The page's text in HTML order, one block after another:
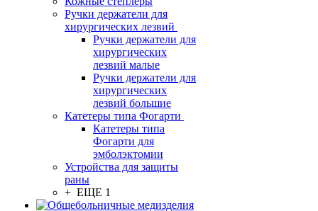
Ручки держатели для
хирургических лезвий
Ручки держатели для
хирургических
лезвий малые
Ручки держатели для
хирургических
лезвий большие
Катетеры типа Фогарти
Катетеры типа
Фогарти для
эмболэктомии
Устройства для защиты
раны
+ ЕЩЕ 1